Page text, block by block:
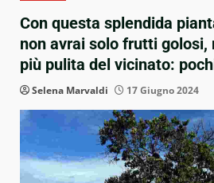
Con questa splendida
non avrai solo frutti golosi,
più pulita del vicinato:
Selena Marvaldi 17 Giugno 2024